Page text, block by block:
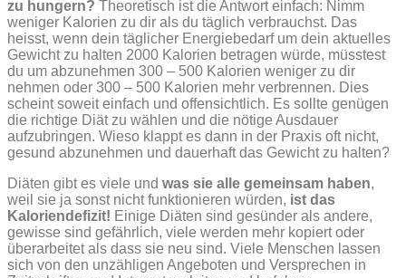
zu hungern? Theoretisch ist die Antwort einfach: Nimm
weniger Kalorien zu dir als du täglich verbrauchst. Das
heisst, wenn dein täglicher Energiebedarf um dein aktuelles
Gewicht zu halten 2000 Kalorien betragen würde, müsstest
du um abzunehmen 300 – 500 Kalorien weniger zu dir
nehmen oder 300 – 500 Kalorien mehr verbrennen. Dies
scheint soweit einfach und offensichtlich. Es sollte genügen
die richtige Diät zu wählen und die nötige Ausdauer
aufzubringen. Wieso klappt es dann in der Praxis oft nicht,
gesund abzunehmen und dauerhaft das Gewicht zu halten?
Diäten gibt es viele und was sie alle gemeinsam haben,
weil sie ja sonst nicht funktionieren würden, ist das
Kaloriendefizit! Einige Diäten sind gesünder als andere,
gewisse sind gefährlich, viele werden mehr kopiert oder
überarbeitet als dass sie neu sind. Viele Menschen lassen
sich von den unzähligen Angeboten und Versprechen in